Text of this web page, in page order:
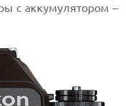
с аккумулятором –